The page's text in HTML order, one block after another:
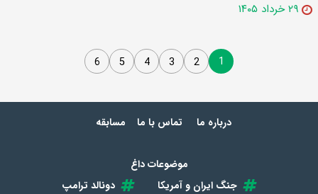
۲۹ خرداد ۱۴۰۵
1
2
3
4
5
6
درباره ما تماس با ما مسابقه
موضوعات داغ
جنگ ایران و آمریکا
دونالد ترامپ